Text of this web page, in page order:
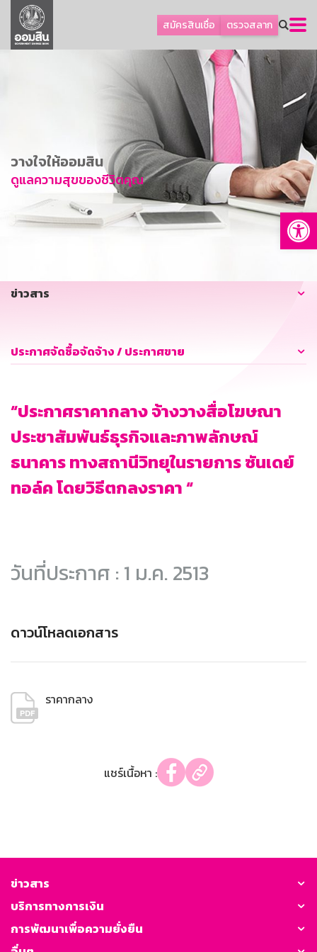
สมัครสินเชื่อ ตรวจสลาก
ลูกค้าธุรกิจ
ลูกค้าผู้ประกอบรายย่อย
การพัฒนาที่ยั่งยืน
ข่าวสาร
บริการทางการเงิน
อื่นๆ
วางใจให้ออมสิน
ดูแลความสุขของชีวิตคุณ
ข่าวสาร
ประกาศจัดซื้อจัดจ้าง / ประกาศขาย
“ประกาศราคากลาง จ้างวางสื่อโฆษณา
ประชาสัมพันธ์ธุรกิจและภาพลักษณ์
ธนาคาร ทางสถานีวิทยุในรายการ ซันเดย์
ทอล์ค โดยวิธีตกลงราคา “
วันที่ประกาศ : 1 ม.ค. 2513
ดาวน์โหลดเอกสาร
ราคากลาง
แชร์เนื้อหา :
ข่าวสาร
บริการทางการเงิน
การพัฒนาเพื่อความยั่งยืน